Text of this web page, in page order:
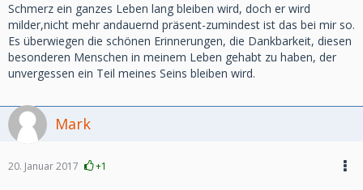
Schmerz ein ganzes Leben lang bleiben wird, doch er wird
milder,nicht mehr andauernd präsent-zumindest ist das bei mir so.
Es überwiegen die schönen Erinnerungen, die Dankbarkeit, diesen
besonderen Menschen in meinem Leben gehabt zu haben, der
unvergessen ein Teil meines Seins bleiben wird.
Mark
20. Januar 2017 +1